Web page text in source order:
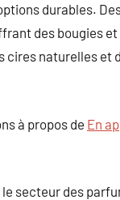
durables.
des bougies
cires naturelles et
à propos de En
secteur des